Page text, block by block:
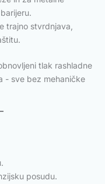
trajno stvrdnjava,
tlak rashladne
- sve bez mehaničke
posudu.